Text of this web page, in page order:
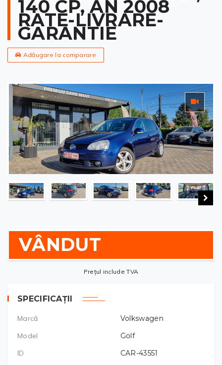
140 CP, AN 2008
RATE-LIVRARE-
GARANTIE
Adăugare la comparare
VÂNDUT
Prețul include TVA
SPECIFICAȚII
Marcă
Volkswagen
Model
Golf
ID
CAR-43551